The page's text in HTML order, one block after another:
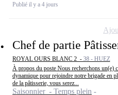
Publié il y a 4 jours
Chef de partie
ROYAL OURS BLANC 2 - 38 - HUEZ
À propos du poste Nous recherchons un(e)
dynamique pour rejoindre notre brigade en
de la pâtisserie, vous serez...
Saisonnier - Temps plein